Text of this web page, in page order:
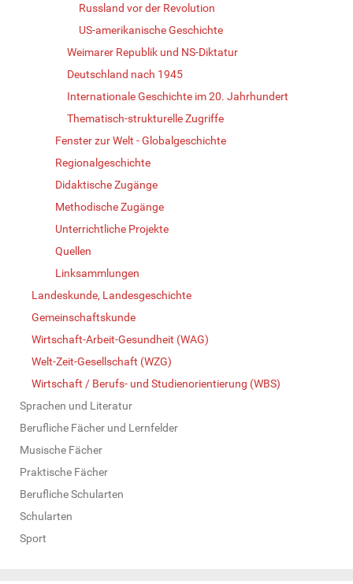
Russland vor der Revolution
US-amerikanische Geschichte
Weimarer Republik und NS-Diktatur
Deutschland nach 1945
Internationale Geschichte im 20. Jahrhundert
Thematisch-strukturelle Zugriffe
Fenster zur Welt - Globalgeschichte
Regionalgeschichte
Didaktische Zugänge
Methodische Zugänge
Unterrichtliche Projekte
Quellen
Linksammlungen
Landeskunde, Landesgeschichte
Gemeinschaftskunde
Wirtschaft-Arbeit-Gesundheit (WAG)
Welt-Zeit-Gesellschaft (WZG)
Wirtschaft / Berufs- und Studienorientierung (WBS)
Sprachen und Literatur
Berufliche Fächer und Lernfelder
Musische Fächer
Praktische Fächer
Berufliche Schularten
Schularten
Sport